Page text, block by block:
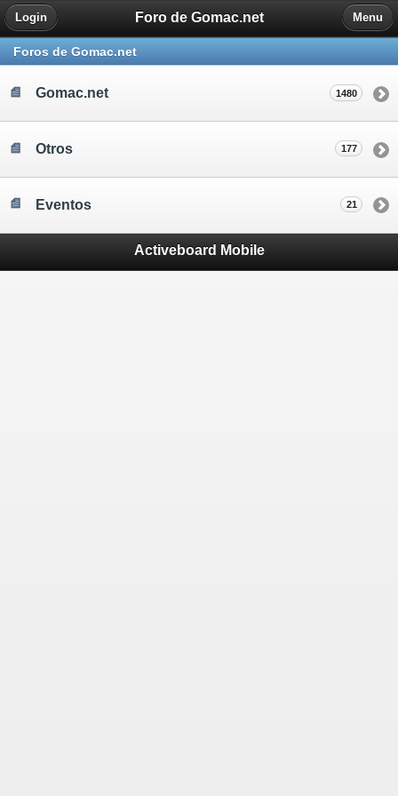
Foro de Gomac.net
Login Menu
Foros de Gomac.net
Gomac.net 1480
Otros 177
Eventos 21
Activeboard Mobile